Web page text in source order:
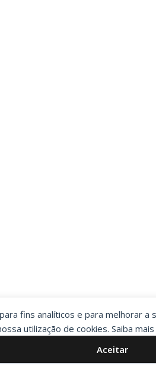
fins analíticos e para melhorar a
utilização de cookies. Saiba
Aceitar